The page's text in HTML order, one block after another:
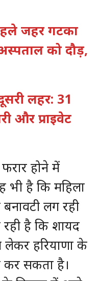
जहर गटका
को दौड़,
लहर: 31
और प्राइवेट
होने में
भी है कि महिला
लग रही
है कि शायद
लेकर हरियाणा के
कर सकता है।